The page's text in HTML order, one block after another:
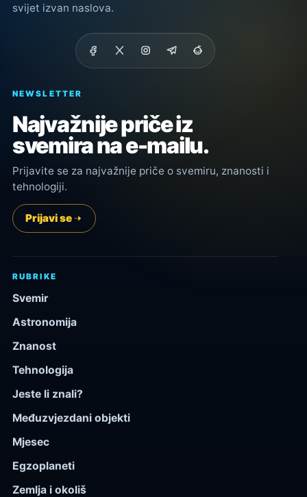
svijet izvan naslova.
NEWSLETTER
Najvažnije priče iz
svemira na e-mailu.
Prijavite se za najvažnije priče o svemiru, znanosti i
tehnologiji.
Prijavi se
RUBRIKE
Svemir
Astronomija
Znanost
Tehnologija
Jeste li znali?
Međuzvjezdani objekti
Mjesec
Egzoplaneti
Zemlja i okoliš